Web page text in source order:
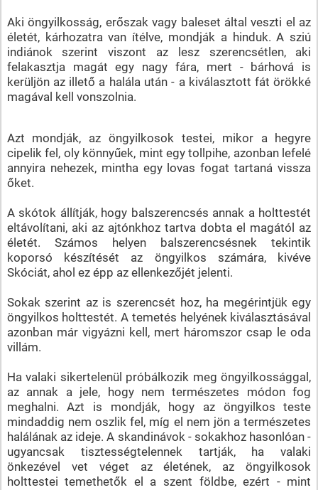
Aki öngyilkosság, erőszak vagy baleset által veszti el az
életét, kárhozatra van ítélve, mondják a hinduk. A sziú
indiánok szerint viszont az lesz szerencsétlen, aki
felakasztja magát egy nagy fára, mert - bárhová is
kerüljön az illető a halála után - a kiválasztott fát örökké
magával kell vonszolnia.
Azt mondják, az öngyilkosok testei, mikor a hegyre
cipelik fel, oly könnyűek, mint egy tollpihe, azonban lefelé
annyira nehezek, mintha egy lovas fogat tartaná vissza
őket.
A skótok állítják, hogy balszerencsés annak a holttestét
eltávolítani, aki az ajtónkhoz tartva dobta el magától az
életét. Számos helyen balszerencsésnek tekintik
koporsó készítését az öngyilkos számára, kivéve
Skóciát, ahol ez épp az ellenkezőjét jelenti.
Sokak szerint az is szerencsét hoz, ha megérintjük egy
öngyilkos holttestét. A temetés helyének kiválasztásával
azonban már vigyázni kell, mert háromszor csap le oda
villám.
Ha valaki sikertelenül próbálkozik meg öngyilkossággal,
az annak a jele, hogy nem természetes módon fog
meghalni. Azt is mondják, hogy az öngyilkos teste
mindaddig nem oszlik fel, míg el nem jön a természetes
halálának az ideje. A skandinávok - sokakhoz hasonlóan -
ugyancsak tisztességtelennek tartják, ha valaki
önkezével vet véget az életének, az öngyilkosok
holttestei temethetők el a szent földbe, ezért - mint